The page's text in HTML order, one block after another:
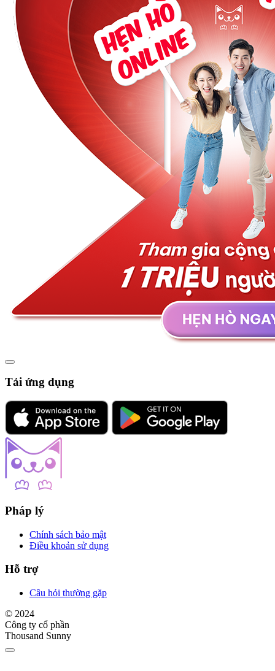
Tải ứng dụng
Pháp lý
Chính sách bảo mật
Điều khoản sử dụng
Hỗ trợ
Câu hỏi thường gặp
© 2024
Công ty cổ phần
Thousand Sunny